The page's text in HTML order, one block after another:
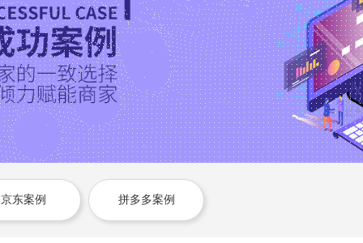
京东案例 拼多多案例